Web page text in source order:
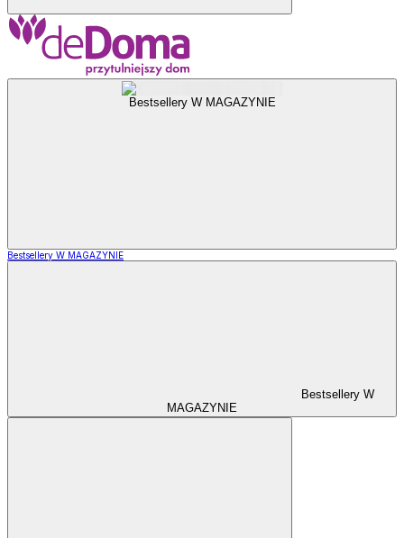
Bestsellery W MAGAZYNIE
Bestsellery W MAGAZYNIE
Bestsellery W
MAGAZYNIE